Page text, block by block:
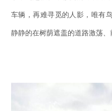
车辆，再难寻觅的人影，唯有
静静的在树荫遮盖的道路激荡